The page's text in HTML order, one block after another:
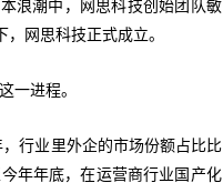
浪潮中，网思科技创始团队敏
网思科技正式成立。
一进程。
行业里外企的市场份额占比比
年年底，在运营商行业国产化